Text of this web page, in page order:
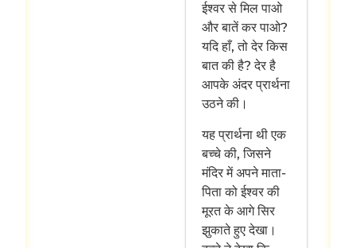
ईश्वर से मिल पाओ
और बातें कर पाओ?
यदि हाँ, तो देर किस
बात की है? देर है
आपके अंदर प्रार्थना
उठने की।
यह प्रार्थना थी एक
बच्चे की, जिसने
मंदिर में अपने माता-
पिता को ईश्वर की
मूरत के आगे सिर
झुकाते हुए देखा।